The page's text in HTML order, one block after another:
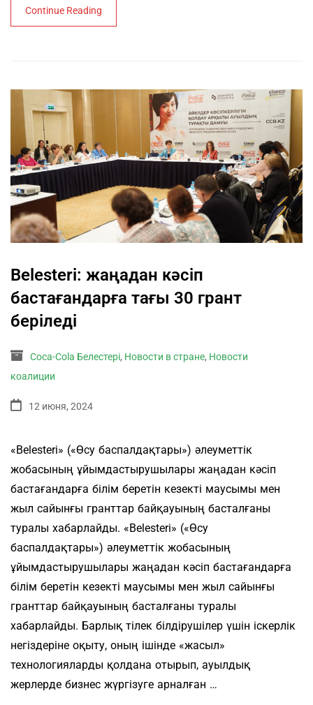
Continue Reading
Belesteri: жаңадан кәсіп
бастағандарға тағы 30 грант
беріледі
Coca-Cola Белестері, Новости в стране, Новости
коалиции
12 июня, 2024
«Belesteri» («Өсу баспалдақтары») әлеуметтік
жобасының ұйымдастырушылары жаңадан кәсіп
бастағандарға білім беретін кезекті маусымы мен
жыл сайынғы гранттар байқауының басталғаны
туралы хабарлайды. «Belesteri» («Өсу
баспалдақтары») әлеуметтік жобасының
ұйымдастырушылары жаңадан кәсіп бастағандарға
білім беретін кезекті маусымы мен жыл сайынғы
гранттар байқауының басталғаны туралы
хабарлайды. Барлық тілек білдірушілер үшін іскерлік
негіздеріне оқыту, оның ішінде «жасыл»
технологияларды қолдана отырып, ауылдық
жерлерде бизнес жүргізуге арналған …